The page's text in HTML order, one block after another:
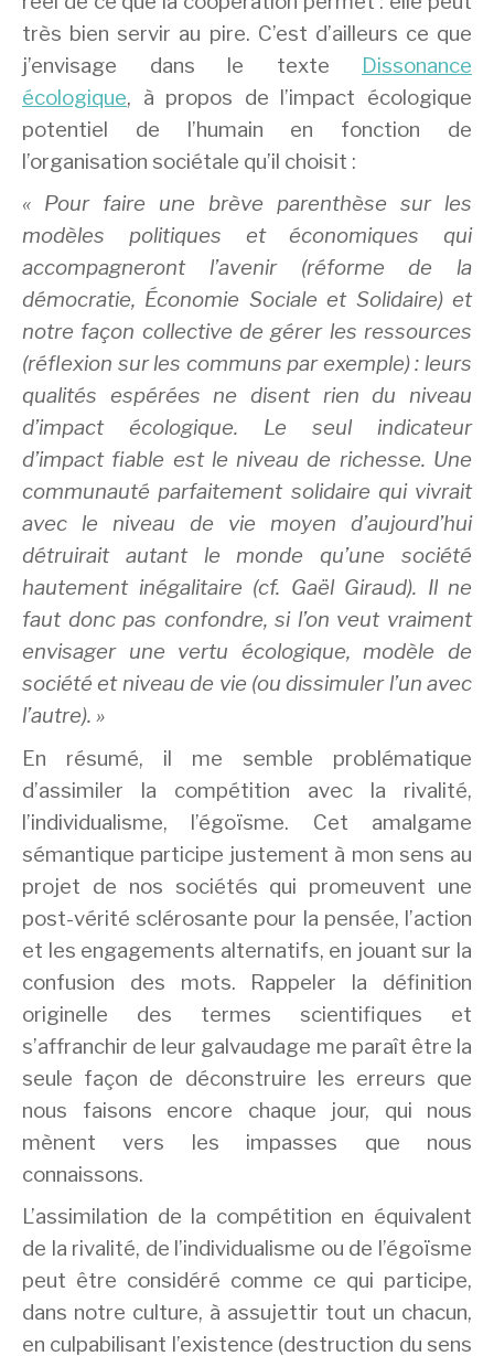
très bien servir au pire. C’est d’ailleurs ce que
j’envisage dans le texte Dissonance
écologique, à propos de l’impact écologique
potentiel de l’humain en fonction de
l’organisation sociétale qu’il choisit :
« Pour faire une brève parenthèse sur les
modèles politiques et économiques qui
accompagneront l’avenir (réforme de la
démocratie, Économie Sociale et Solidaire) et
notre façon collective de gérer les ressources
(réflexion sur les communs par exemple) : leurs
qualités espérées ne disent rien du niveau
d’impact écologique. Le seul indicateur
d’impact fiable est le niveau de richesse. Une
communauté parfaitement solidaire qui vivrait
avec le niveau de vie moyen d’aujourd’hui
détruirait autant le monde qu’une société
hautement inégalitaire (cf. Gaël Giraud). Il ne
faut donc pas confondre, si l’on veut vraiment
envisager une vertu écologique, modèle de
société et niveau de vie (ou dissimuler l’un avec
l’autre). »
En résumé, il me semble problématique
d’assimiler la compétition avec la rivalité,
l’individualisme, l’égoïsme. Cet amalgame
sémantique participe justement à mon sens au
projet de nos sociétés qui promeuvent une
post-vérité sclérosante pour la pensée, l’action
et les engagements alternatifs, en jouant sur la
confusion des mots. Rappeler la définition
originelle des termes scientifiques et
s’affranchir de leur galvaudage me paraît être la
seule façon de déconstruire les erreurs que
nous faisons encore chaque jour, qui nous
mènent vers les impasses que nous
connaissons.
L’assimilation de la compétition en équivalent
de la rivalité, de l’individualisme ou de l’égoïsme
peut être considéré comme ce qui participe,
dans notre culture, à assujettir tout un chacun,
en culpabilisant l’existence (destruction du sens